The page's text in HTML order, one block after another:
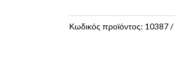
ποσότητα
Κωδικός προϊόντος: 10387